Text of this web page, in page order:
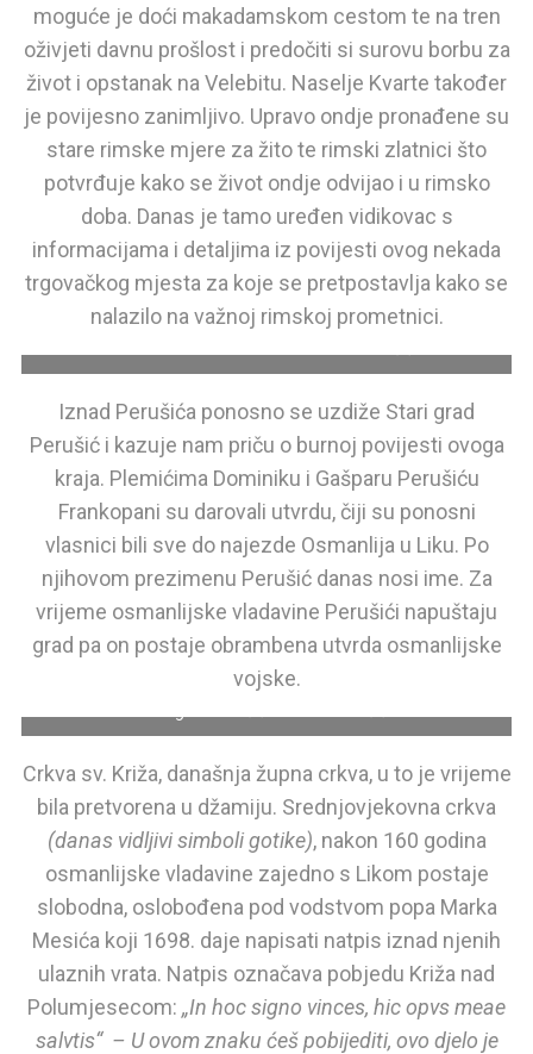
moguće je doći makadamskom cestom te na tren
oživjeti davnu prošlost i predočiti si surovu borbu za
život i opstanak na Velebitu. Naselje Kvarte također
je povijesno zanimljivo. Upravo ondje pronađene su
stare rimske mjere za žito te rimski zlatnici što
potvrđuje kako se život ondje odvijao i u rimsko
doba. Danas je tamo uređen vidikovac s
informacijama i detaljima iz povijesti ovog nekada
trgovačkog mjesta za koje se pretpostavlja kako se
nalazilo na važnoj rimskoj prometnici.
Iznad Perušića ponosno se uzdiže Stari grad
Perušić i kazuje nam priču o burnoj povijesti ovoga
kraja. Plemićima Dominiku i Gašparu Perušiću
Frankopani su darovali utvrdu, čiji su ponosni
vlasnici bili sve do najezde Osmanlija u Liku. Po
njihovom prezimenu Perušić danas nosi ime. Za
vrijeme osmanlijske vladavine Perušići napuštaju
grad pa on postaje obrambena utvrda osmanlijske
vojske.
Crkva sv. Križa, današnja župna crkva, u to je vrijeme
bila pretvorena u džamiju. Srednjovjekovna crkva
(danas vidljivi simboli gotike), nakon 160 godina
osmanlijske vladavine zajedno s Likom postaje
slobodna, oslobođena pod vodstvom popa Marka
Mesića koji 1698. daje napisati natpis iznad njenih
ulaznih vrata. Natpis označava pobjedu Križa nad
Polumjesecom: „In hoc signo vinces, hic opvs meae
salvtis“ – U ovom znaku ćeš pobijediti, ovo djelo je